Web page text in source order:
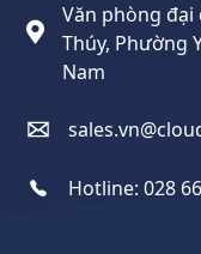
Văn phòng đại
Thúy, Phường
Nam
Hotline:028